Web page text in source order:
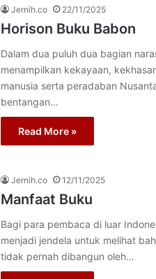
Jernih.co 22/11/2025
Horison Buku Babon
Dalam dua puluh dua bagian
menampilkan kekayaan,
manusia serta peradaban
bentangan…
Read More »
Jernih.co 12/11/2025
Manfaat Buku
Bagi para pembaca di luar
menjadi jendela untuk melihat
tidak pernah dibangun oleh…